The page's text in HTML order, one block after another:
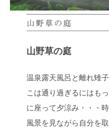
山野草の庭
温泉露天風呂と離れ雉
こは通り過ぎるにはも
に座って夕涼み・・・
風景を見ながら自分を